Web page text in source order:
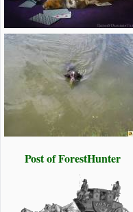
Post of ForestHunter